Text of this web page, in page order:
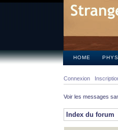
HOME
Connexion
Voir les messages
Index du forum